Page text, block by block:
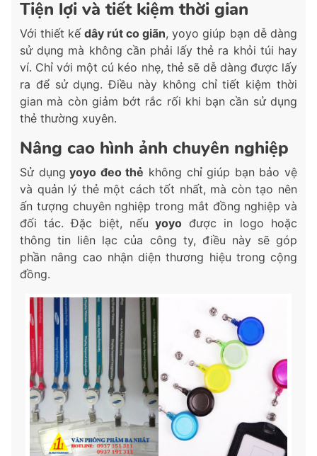
Tiện lợi và tiết kiệm thời gian
Với thiết kếdây rút co giãn, yoyo giúp bạn dễ dàng
sử dụng mà không cần phải lấy thẻ ra khỏi túi hay
ví. Chỉ với một cú kéo nhẹ, thẻ sẽ dễ dàng được lấy
ra để sử dụng. Điều này không chỉ tiết kiệm thời
gian mà còn giảm bớt rắc rối khi bạn cần sử dụng
thẻ thường xuyên.
Nâng cao hình ảnh chuyên nghiệp
Sử dụng yoyo đeo thẻ không chỉ giúp bạn bảo vệ
và quản lý thẻ một cách tốt nhất, mà còn tạo nên
ấn tượng chuyên nghiệp trong mắt đồng nghiệp và
đối tác. Đặc biệt, nếuyoyo được in logo hoặc
thông tin liên lạc của công ty, điều này sẽ góp
phần nâng cao nhận diện thương hiệu trong cộng
đồng.